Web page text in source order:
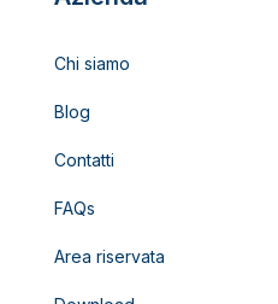
Chi siamo
Blog
Contatti
FAQs
Area riservata